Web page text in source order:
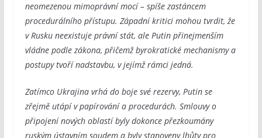
neomezenou mimoprávní mocí – spíše zastáncem
procedurálního přístupu. Západní kritici mohou tvrdit, že
v Rusku neexistuje právní stát, ale Putin přinejmenším
vládne podle zákona, přičemž byrokratické mechanismy a
postupy tvoří nadstavbu, v jejímž rámci jedná.
Zatímco Ukrajina vrhá do boje své rezervy, Putin se
zřejmě utápí v papírování a procedurách. Smlouvy o
připojení nových oblastí byly dokonce přezkoumány
ruským ústavním soudem a byly stanoveny lhůty pro